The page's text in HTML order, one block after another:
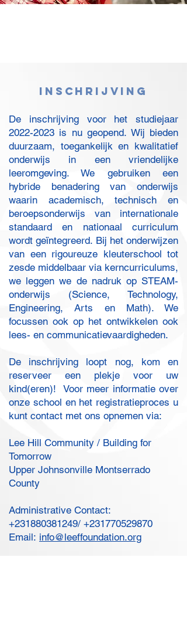
Inschrijving
De inschrijving voor het studiejaar
2022-2023 is nu geopend. Wij bieden
duurzaam, toegankelijk en kwalitatief
onderwijs in een vriendelijke
leeromgeving. We gebruiken een
hybride benadering van onderwijs
waarin academisch, technisch en
beroepsonderwijs van internationale
standaard en nationaal curriculum
wordt geïntegreerd. Bij het onderwijzen
van een rigoureuze kleuterschool tot
zesde middelbaar via kerncurriculums,
we leggen we de nadruk op STEAM-
onderwijs (Science, Technology,
Engineering, Arts en Math). We
focussen ook op het ontwikkelen ook
lees- en communicatievaardigheden. ​
De inschrijving loopt nog, kom en
reserveer een plekje voor uw
kind(eren)! ​ Voor meer informatie over
onze school en het registratieproces u
kunt contact met ons opnemen via:
Lee Hill Community / Building for
Tomorrow
Upper Johnsonville Montserrado
County
Administrative Contact:
+231880381249/ +231770529870
Email: info@leeffoundation.org